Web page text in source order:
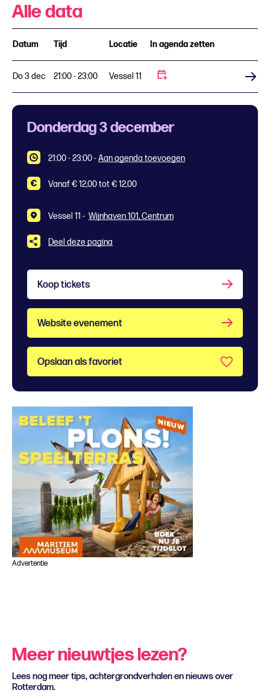
Alle data
Datum Tijd Locatie In agenda zetten
Do 3 dec 21:00 - 23:00 Vessel 11
Donderdag 3 december
21:00 - 23:00-Aan agenda toevoegen
Vanaf € 12,00 tot € 12,00
Vessel 11 - Wijnhaven 101, Centrum
Deel deze pagina
Koop tickets
Website evenement
Opslaan als favoriet
Advertentie
Meer nieuwtjes lezen?
Lees nog meer tips, achtergrondverhalen en nieuws over
Rotterdam.